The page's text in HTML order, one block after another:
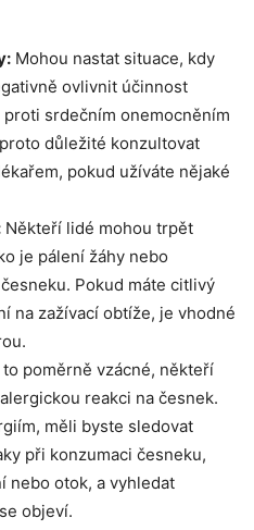
Mohou nastat situace,​ kdy
ovlivnit účinnost
srdečním onemocněním
důležité konzultovat
pokud užíváte nějaké
Někteří ​lidé ​mohou‌ trpět ​
je pálení žáhy ⁤nebo
Pokud máte citlivý
na zažívací obtíže, je vhodné
poměrně vzácné, někteří
⁣reakci na česnek.
měli byste⁣ sledovat⁤
při konzumaci česneku,⁢
⁣nebo ⁣otok, a ‍vyhledat
objeví.